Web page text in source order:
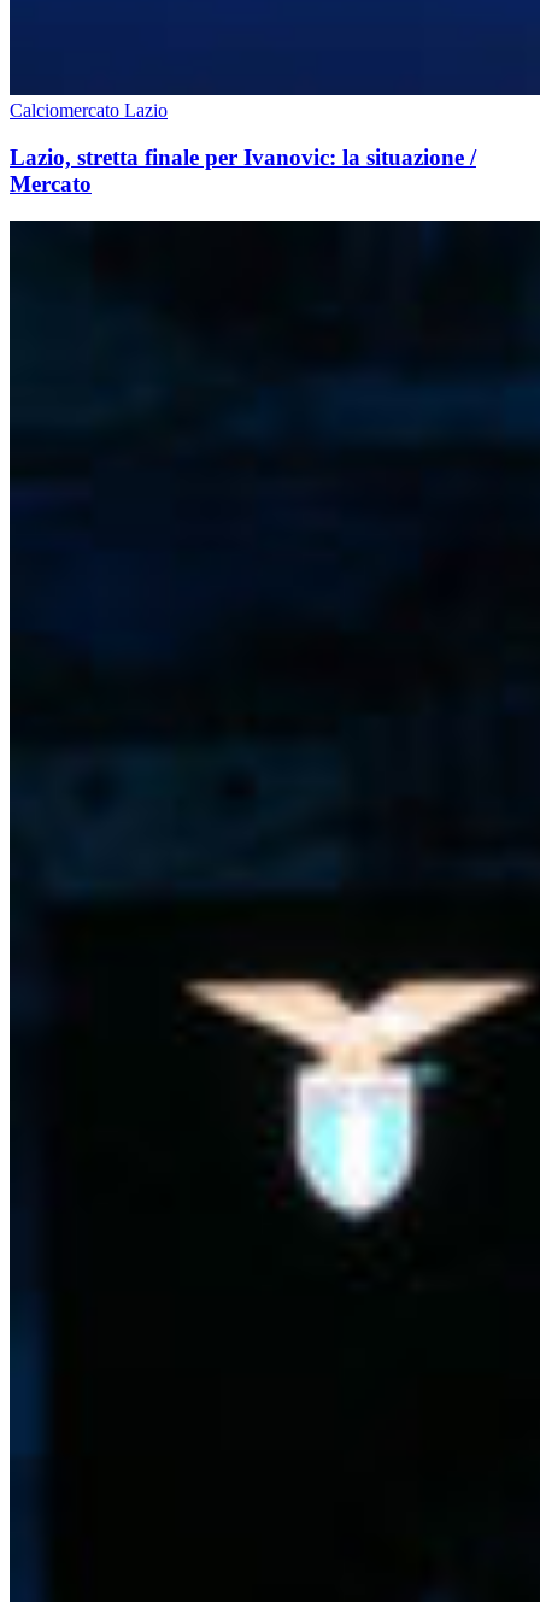
Calciomercato Lazio
Lazio, stretta finale per Ivanovic: la situazione /
Mercato